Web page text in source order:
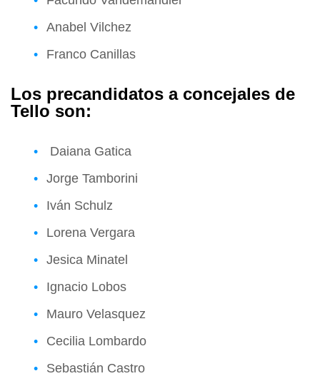
Anabel Vilchez
Franco Canillas
Los precandidatos a concejales de
Tello son:
Daiana Gatica
Jorge Tamborini
Iván Schulz
Lorena Vergara
Jesica Minatel
Ignacio Lobos
Mauro Velasquez
Cecilia Lombardo
Sebastián Castro